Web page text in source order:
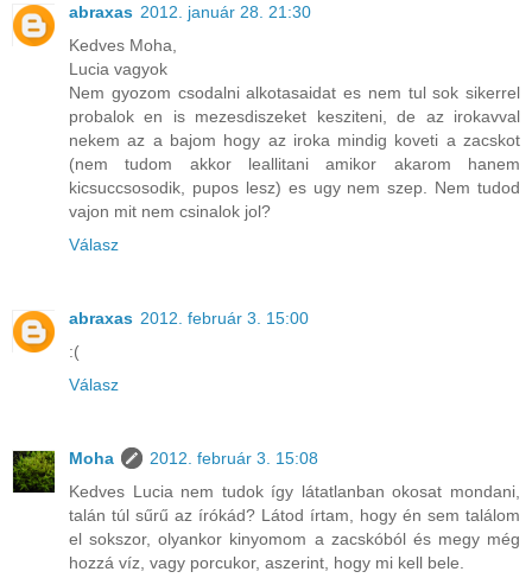
abraxas 2012. január 28. 21:30
Kedves Moha,
Lucia vagyok
Nem gyozom csodalni alkotasaidat es nem tul sok sikerrel
probalok en is mezesdiszeket kesziteni, de az irokavval
nekem az a bajom hogy az iroka mindig koveti a zacskot
(nem tudom akkor leallitani amikor akarom hanem
kicsuccsosodik, pupos lesz) es ugy nem szep. Nem tudod
vajon mit nem csinalok jol?
Válasz
abraxas 2012. február 3. 15:00
:(
Válasz
Moha
2012. február 3. 15:08
Kedves Lucia nem tudok így látatlanban okosat mondani,
talán túl sűrű az írókád? Látod írtam, hogy én sem találom
el sokszor, olyankor kinyomom a zacskóból és megy még
hozzá víz, vagy porcukor, aszerint, hogy mi kell bele.